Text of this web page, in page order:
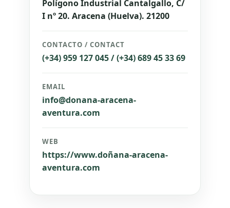
Polígono Industrial Cantalgallo, C/
I nº 20. Aracena (Huelva). 21200
CONTACTO / CONTACT
(+34) 959 127 045 / (+34) 689 45 33 69
EMAIL
info@donana-aracena-
aventura.com
WEB
https://www.doñana-aracena-
aventura.com